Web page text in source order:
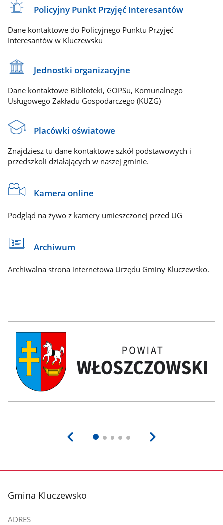
Policyjny Punkt Przyjęć Interesantów
Dane kontaktowe do Policyjnego Punktu Przyjęć
Interesantów w Kluczewsku
Jednostki organizacyjne
Dane kontaktowe Biblioteki, GOPSu, Komunalnego
Usługowego Zakładu Gospodarczego (KUZG)
Placówki oświatowe
Znajdziesz tu dane kontaktowe szkół podstawowych i
przedszkoli działających w naszej gminie.
Kamera online
Podgląd na żywo z kamery umieszczonej przed UG
Archiwum
Archiwalna strona internetowa Urzędu Gminy Kluczewsko.
stopka
Gmina Kluczewsko
ADRES